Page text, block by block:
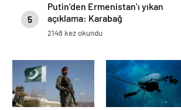
5
Putin’den Ermenistan’ı yıkan
açıklama: Karabağ
Azerbaycan’ın ayrılmaz bir
2148 kez okundu